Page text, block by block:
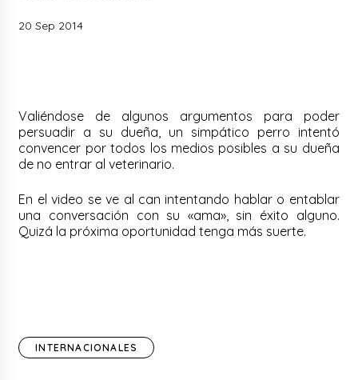
20 Sep 2014
Valiéndose de algunos argumentos para poder
persuadir a su dueña, un simpático perro intentó
convencer por todos los medios posibles a su dueña
de no entrar al veterinario.
En el video se ve al can intentando hablar o entablar
una conversación con su «ama», sin éxito alguno.
Quizá la próxima oportunidad tenga más suerte.
INTERNACIONALES